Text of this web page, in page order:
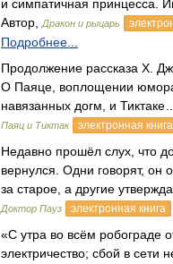
и симпатичная принцесса.
Автор,
Дракон и рыцарь
Подробнее...
Продолжение рассказа Х.
О Паяце, воплощении
навязанных догм, и
Паяц и Тиктак электронная книга
Недавно прошёл слух, что
вернулся. Одни говорят, он
за старое, а другие
Доктор Пауз электронная книга
«С утра во всём робограде
электричество; сбой в сети